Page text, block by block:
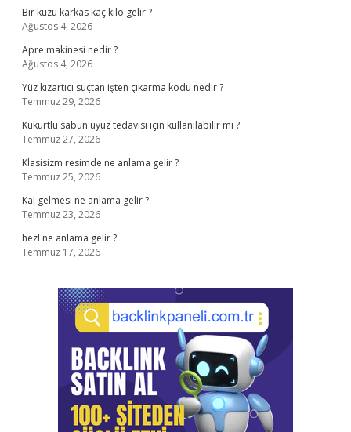
Bir kuzu karkas kaç kilo gelir ?
Ağustos 4, 2026
Apre makinesi nedir ?
Ağustos 4, 2026
Yüz kızartıcı suçtan işten çıkarma kodu nedir ?
Temmuz 29, 2026
Kükürtlü sabun uyuz tedavisi için kullanılabilir mi ?
Temmuz 27, 2026
Klasisizm resimde ne anlama gelir ?
Temmuz 25, 2026
Kal gelmesi ne anlama gelir ?
Temmuz 23, 2026
hezl ne anlama gelir ?
Temmuz 17, 2026